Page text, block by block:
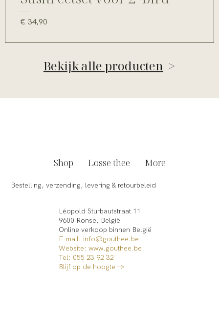
Prijs
€ 34,90
Bekijk alle producten >
Shop Losse thee More
Bestelling, verzending, levering & retourbeleid
Léopold Sturbautstraat 11
9600 Ronse, België
Online verkoop binnen België​
E-mail: info@gouthee.be
Website: www.gouthee.be
Tel: 055 23 92 32
Blijf op de hoogte →